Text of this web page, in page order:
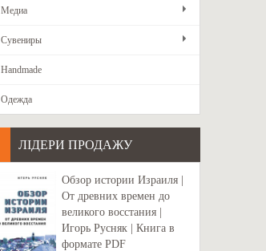
Медиа
Сувениры
Handmade
Одежда
ЛІДЕРИ ПРОДАЖУ
Обзор истории Израиля |
От древних времен до
великого восстания |
Игорь Русняк | Книга в
формате PDF